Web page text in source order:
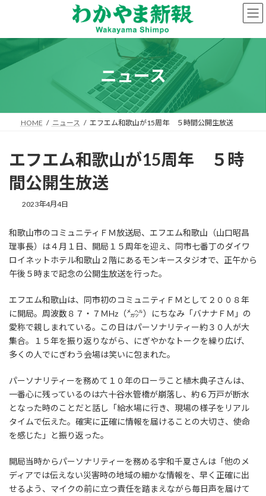
ン
へ
プ
ー
ョ
動
ニュース
HOME ニュース エフエム和歌山が15周年 ５時間公開生放送
エフエム和歌山が15周年 ５時
間公開生放送
2023年4月4日
和歌山市のコミュニティＦＭ放送局、エフエム和歌山（山口昭昌
理事長）は４月１日、開局１５周年を迎え、同市七番丁のダイワ
ロイネットホテル和歌山２階にあるモンキースタジオで、正午から
午後５時まで記念の公開生放送を行った。
エフエム和歌山は、同市初のコミュニティＦＭとして２００８年
に開局。周波数８７・７ＭHz（㍋㌹）にちなみ「バナナＦＭ」の
愛称で親しまれている。この日はパーソナリティー約３０人が大
集合。１５年を振り返りながら、にぎやかなトークを繰り広げ、
多くの人でにぎわう会場は笑いに包まれた。
パーソナリティーを務めて１０年のローラこと植木典子さんは、
一番心に残っているのは六十谷水管橋が崩落し、約６万戸が断水
となった時のことだと話し「給水場に行き、現場の様子をリアル
タイムで伝えた。確実に正確に情報を届けることの大切さ、使命
を感じた」と振り返った。
開局当時からパーソナリティーを務める宇和千夏さんは「他のメ
ディアでは伝えない災害時の地域の細かな情報を、早く正確に出
せるよう、マイクの前に立つ責任を踏まえながら毎日声を届けて